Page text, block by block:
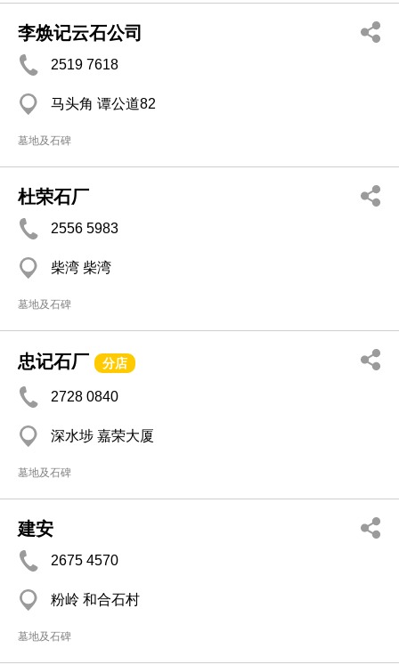
李焕记云石公司
2519 7618
马头角 谭公道82
墓地及石碑
杜荣石厂
2556 5983
柴湾 柴湾
墓地及石碑
忠记石厂 分店
2728 0840
深水埗 嘉荣大厦
墓地及石碑
建安
2675 4570
粉岭 和合石村
墓地及石碑